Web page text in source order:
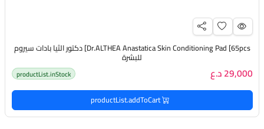
Dr.ALTHEA Anastatica Skin Conditioning Pad [65pcs] دكتور الثيا بادات سيروم
للبشرة
29,000 د.ع productList.inStock
productList.addToCart